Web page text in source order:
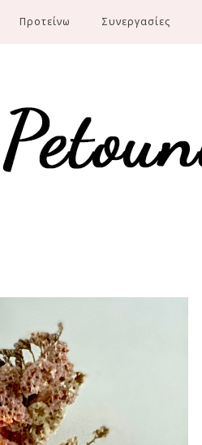
Προτείνω Συνεργασίες